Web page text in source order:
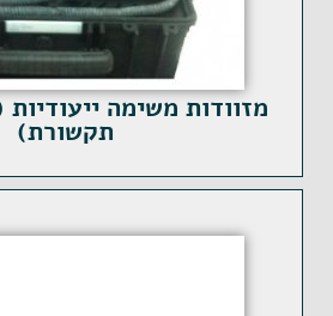
מזוודות משימה
תקשורת)